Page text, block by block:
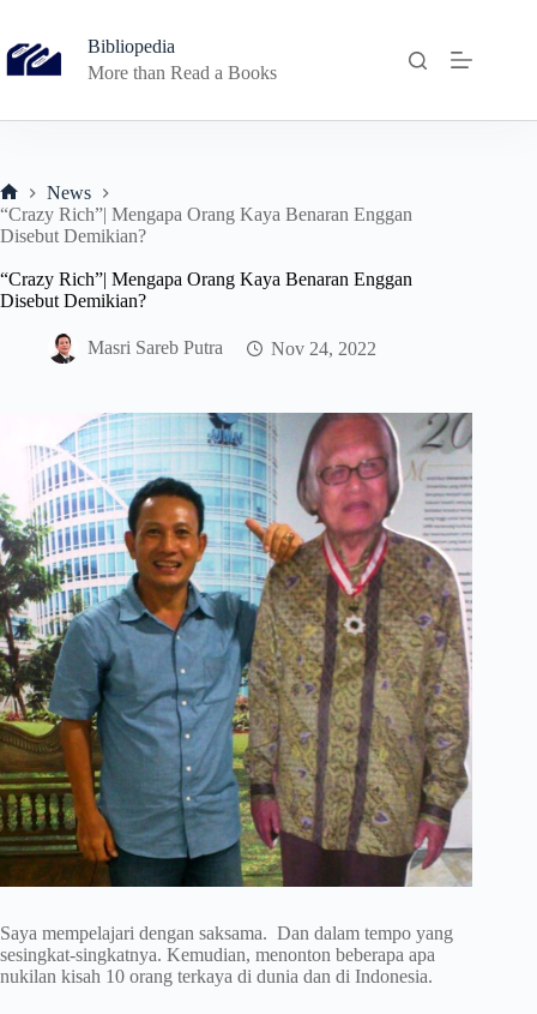
content
Bibliopedia
More than Read a Books
Home
News
“Crazy Rich”| Mengapa Orang Kaya Benaran Enggan
Disebut Demikian?
“Crazy Rich”| Mengapa Orang Kaya Benaran Enggan
Disebut Demikian?
Masri Sareb Putra Nov 24, 2022
Saya mempelajari dengan saksama. Dan dalam tempo yang
sesingkat-singkatnya. Kemudian, menonton beberapa apa
nukilan kisah 10 orang terkaya di dunia dan di Indonesia.